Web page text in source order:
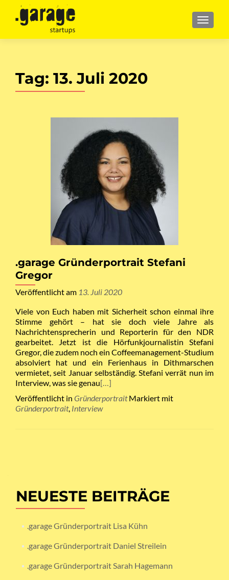
MENU
Tag: 13. Juli 2020
.garage Gründerportrait Stefani
Gregor
Veröffentlicht am 13. Juli 2020
Viele von Euch haben mit Sicherheit schon einmal ihre
Stimme gehört – hat sie doch viele Jahre als
Nachrichtensprecherin und Reporterin für den NDR
gearbeitet. Jetzt ist die Hörfunkjournalistin Stefani
Gregor, die zudem noch ein Coffeemanagement-Studium
absolviert hat und ein Ferienhaus in Dithmarschen
vermietet, seit Januar selbständig. Stefani verrät nun im
Interview, was sie genau[…]
Veröffentlicht in Gründerportrait Markiert mit
Gründerportrait, Interview
NEUESTE BEITRÄGE
.garage Gründerportrait Lisa Kühn
.garage Gründerportrait Daniel Streilein
.garage Gründerportrait Sarah Hagemann